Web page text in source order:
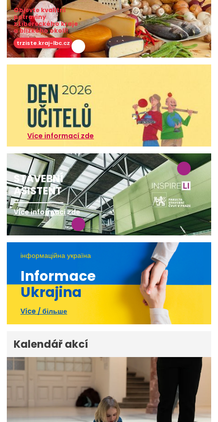
Objevte kvalitní
potraviny
z Libereckého kraje
a blízkého okolí!
trziste.kraj-lbc.cz
Více informací zde
STAVEBNÍ
ASISTENT
Více informací zde
інформаційна україна
Informace
Ukrajina
Více / більше
Kalendář akcí